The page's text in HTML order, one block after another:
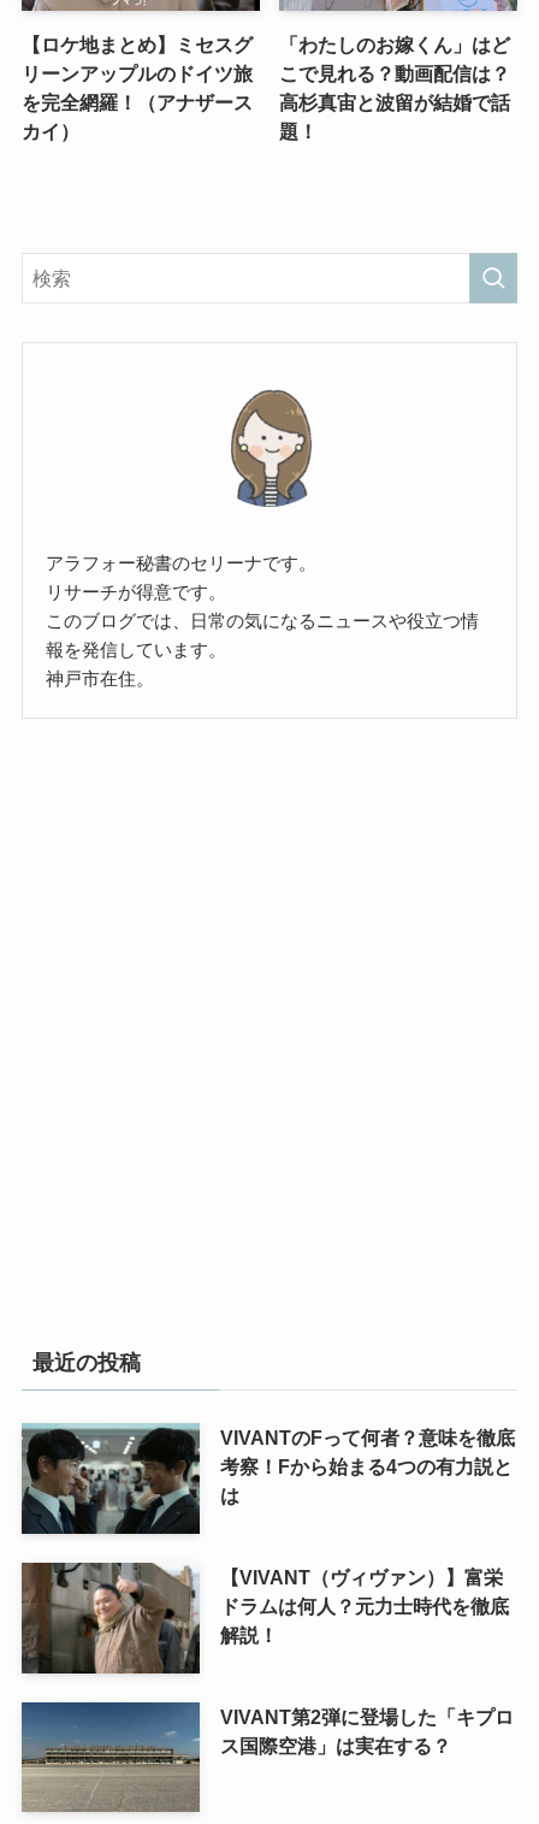
【ロケ地まとめ】ミセスグ
リーンアップルのドイツ旅
を完全網羅！（アナザース
カイ）
「わたしのお嫁くん」はど
こで見れる？動画配信は？
高杉真宙と波留が結婚で話
題！
アラフォー秘書のセリーナです。
リサーチが得意です。
このブログでは、日常の気になるニュースや役立つ情
報を発信しています。
神戸市在住。
最近の投稿
VIVANTのFって何者？意味を徹底
考察！Fから始まる4つの有力説と
は
【VIVANT（ヴィヴァン）】富栄
ドラムは何人？元力士時代を徹底
解説！
VIVANT第2弾に登場した「キプロ
ス国際空港」は実在する？